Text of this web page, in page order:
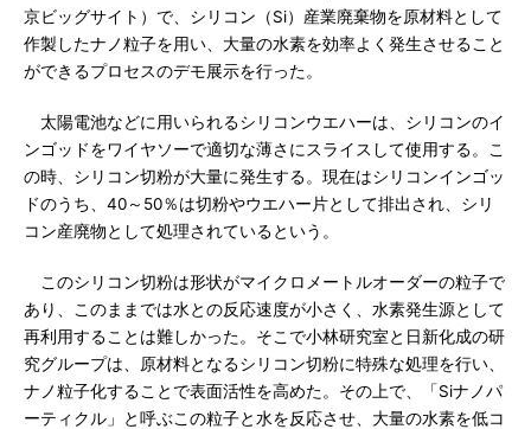
京ビッグサイト）で、シリコン（Si）産業廃棄物を原材料として
作製したナノ粒子を用い、大量の水素を効率よく発生させること
ができるプロセスのデモ展示を行った。
太陽電池などに用いられるシリコンウエハーは、シリコンのイ
ンゴッドをワイヤソーで適切な薄さにスライスして使用する。こ
の時、シリコン切粉が大量に発生する。現在はシリコンインゴッ
ドのうち、40～50％は切粉やウエハー片として排出され、シリ
コン産廃物として処理されているという。
このシリコン切粉は形状がマイクロメートルオーダーの粒子で
あり、このままでは水との反応速度が小さく、水素発生源として
再利用することは難しかった。そこで小林研究室と日新化成の研
究グループは、原材料となるシリコン切粉に特殊な処理を行い、
ナノ粒子化することで表面活性を高めた。その上で、「Siナノパ
ーティクル」と呼ぶこの粒子と水を反応させ、大量の水素を低コ